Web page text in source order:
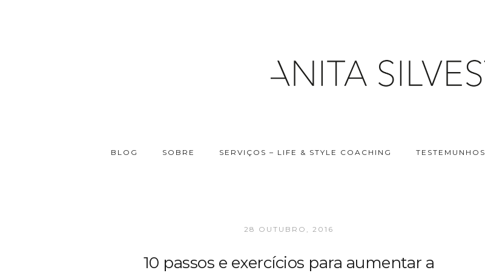
BLOG SOBRE SERVIÇOS – LIFE & STYLE COACHING TESTEMUNHOS
28 OUTUBRO, 2016
10 passos e exercícios para aumentar a